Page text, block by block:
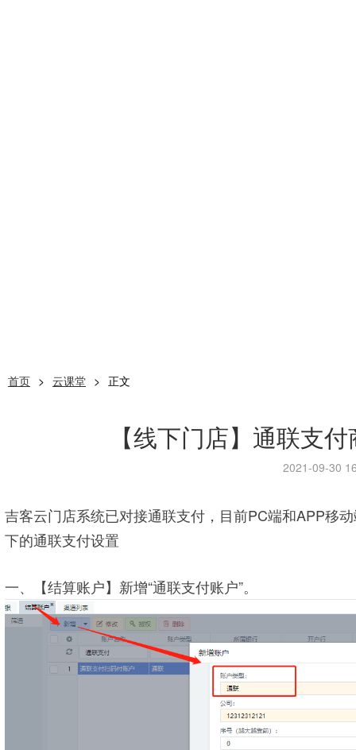
首页 > 云课堂 > 正文
【线下门店】通联支
2021-09-30
吉客云门店系统已对接通联支付，目前PC端和APP移
下的通联支付设置
一、【结算账户】新增“通联支付账户”。